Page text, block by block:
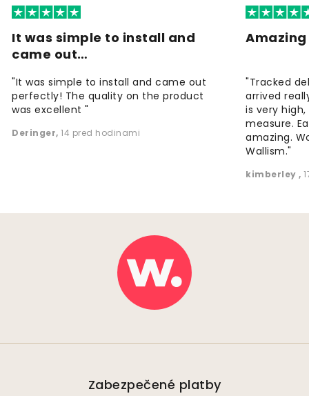
It was simple to install and
came out…
"It was simple to install and came out
perfectly! The quality on the product
was excellent "
Deringer, 14 pred hodinami
"Tracked
arrived
is very
measure.
amazing.
Wallism."
kimberley,
Zabezpečené platby